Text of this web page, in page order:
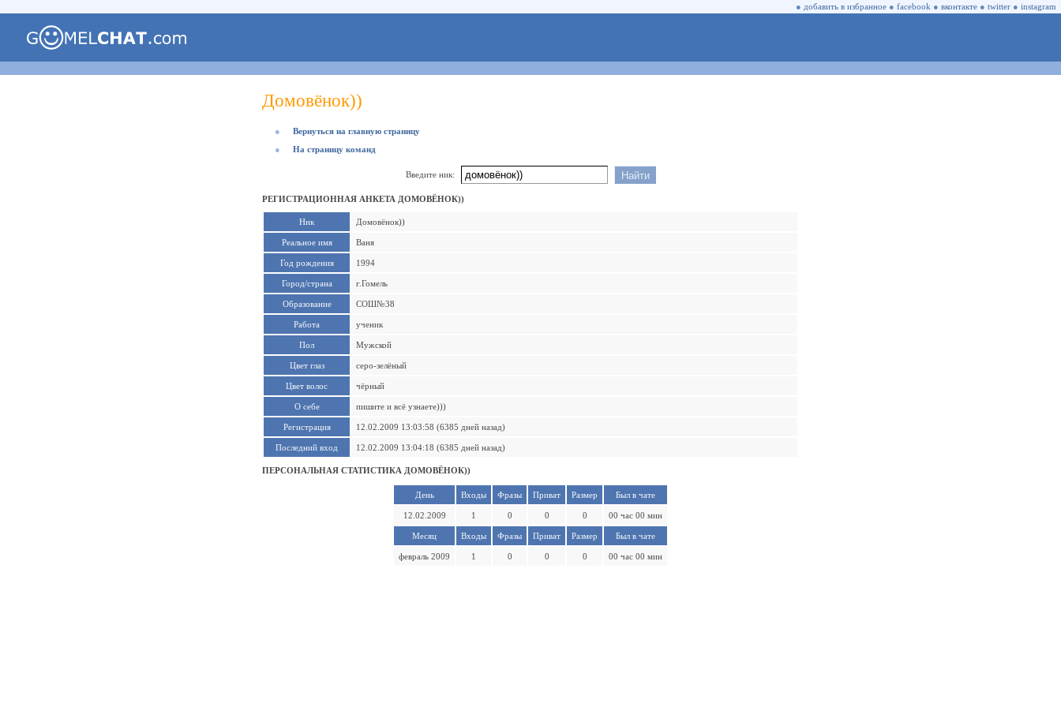
● добавить в избранное ● facebook ● вконтакте ● twitter ● instagram
Домовёнок))
●
Вернуться на главную страницу
●
На страницу команд
Введите ник:
РЕГИСТРАЦИОННАЯ АНКЕТА ДОМОВЁНОК))
Ник Домовёнок))
Реальное имя Ваня
Год рождения 1994
Город/страна г.Гомель
Образование СОШ№38
Работа ученик
Пол Мужской
Цвет глаз серо-зелёный
Цвет волос чёрный
О себе пишите и всё узнаете)))
Регистрация 12.02.2009 13:03:58 (6385 дней назад)
Последний вход 12.02.2009 13:04:18 (6385 дней назад)
ПЕРСОНАЛЬНАЯ СТАТИСТИКА ДОМОВЁНОК))
День Входы Фразы Приват Размер Был в чате
12.02.2009 1 0 0 0 00 час 00 мин
Месяц Входы Фразы Приват Размер Был в чате
февраль 2009 1 0 0 0 00 час 00 мин